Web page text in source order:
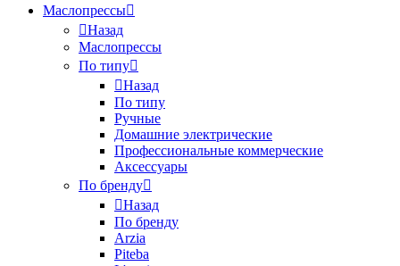
Маслопрессы
Назад
Маслопрессы
По типу
Назад
По типу
Ручные
Домашние электрические
Профессиональные коммерческие
Аксессуары
По бренду
Назад
По бренду
Arzia
Piteba